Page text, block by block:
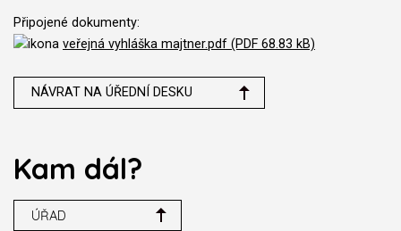
Připojené dokumenty:
veřejná vyhláška majtner.pdf (PDF 68.83 kB)
NÁVRAT NA ÚŘEDNÍ DESKU
Kam dál?
ÚŘAD